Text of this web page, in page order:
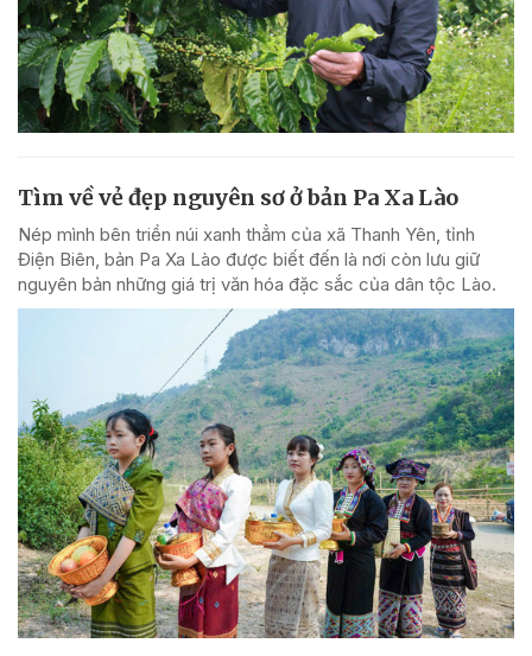
Tìm về vẻ đẹp nguyên sơ ở bản Pa Xa Lào
Nép mình bên triền núi xanh thẳm của xã Thanh Yên, tỉnh
Điện Biên, bản Pa Xa Lào được biết đến là nơi còn lưu giữ
nguyên bản những giá trị văn hóa đặc sắc của dân tộc Lào.